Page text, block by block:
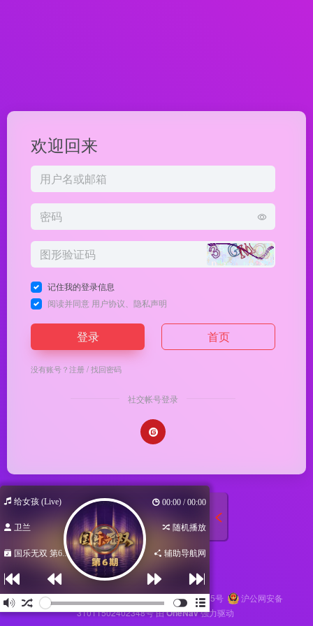
欢迎回来
记住我的登录信息
阅读并同意 用户协议 隐私声明
登录 首页
没有账号？注册/找回密码
社交帐号登录
Copyright © 2026马哥导航苏ICP备2024116145号
沪公网安备
31011502402348号由OneNav强力驱动
给女孩 (Live) 00:00 / 00:00
卫兰 随机播放
国乐无双 第6... 辅助导航网